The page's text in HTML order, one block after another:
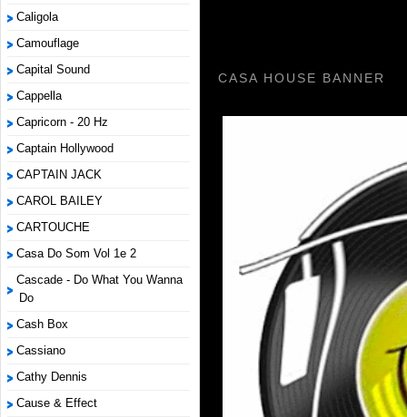
Caligola
Camouflage
Capital Sound
Cappella
Capricorn - 20 Hz
Captain Hollywood
CAPTAIN JACK
CAROL BAILEY
CARTOUCHE
Casa Do Som Vol 1e 2
Cascade - Do What You Wanna
Do
Cash Box
Cassiano
Cathy Dennis
Cause & Effect
CASA HOUSE BANNER